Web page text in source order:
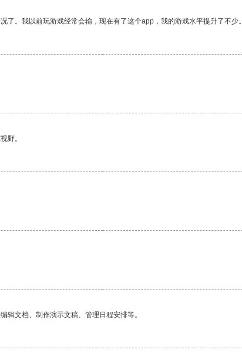
。我以前玩游戏经常会输，现在有了这个app，我的游戏水平提升了不少。
野。
辑文档、制作演示文稿、管理日程安排等。